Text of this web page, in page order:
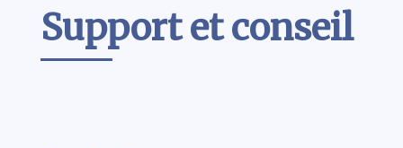
Support et conseil